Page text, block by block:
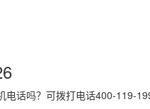
电话吗？可拨打电话400-119-